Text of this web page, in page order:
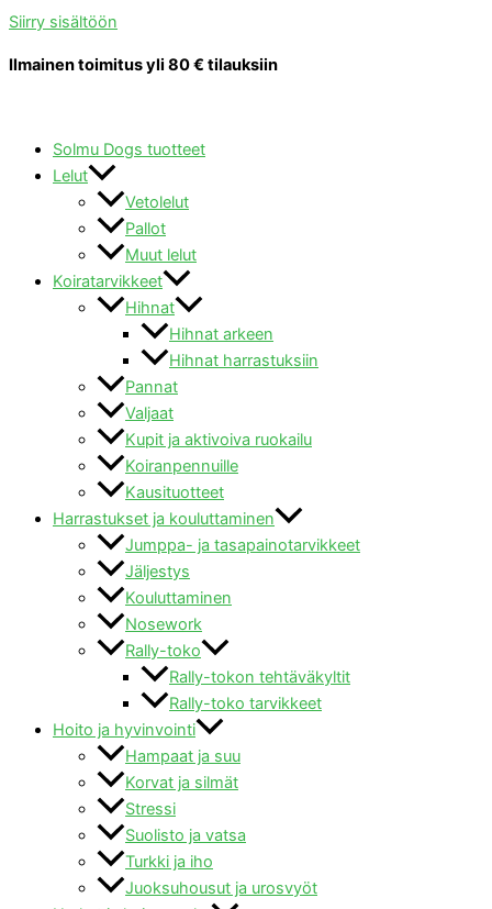
Siirry sisältöön
Ilmainen toimitus yli 80 € tilauksiin
Solmu Dogs tuotteet
Lelut
Vetolelut
Pallot
Muut lelut
Koiratarvikkeet
Hihnat
Hihnat arkeen
Hihnat harrastuksiin
Pannat
Valjaat
Kupit ja aktivoiva ruokailu
Koiranpennuille
Kausituotteet
Harrastukset ja kouluttaminen
Jumppa- ja tasapainotarvikkeet
Jäljestys
Kouluttaminen
Nosework
Rally-toko
Rally-tokon tehtäväkyltit
Rally-toko tarvikkeet
Hoito ja hyvinvointi
Hampaat ja suu
Korvat ja silmät
Stressi
Suolisto ja vatsa
Turkki ja iho
Juoksuhousut ja urosvyöt